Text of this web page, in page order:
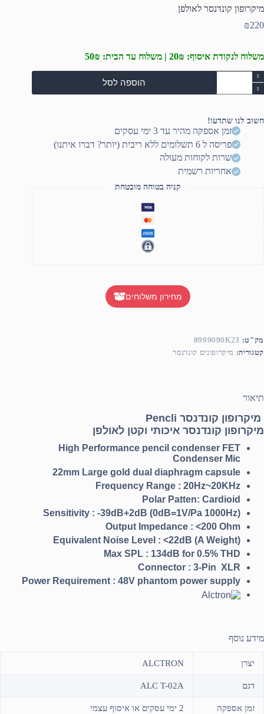
מיקרופון קונדנסר לאולפן
₪220
משלוח לנקודת איסוף: 20₪ | משלוח עד הבית: 50₪
כמות
של
מיקרופון
הוספה לסל
חשוב לנו שתדעו!
זמן אספקה מהיר עד 3 ימי עסקים
פריסה ל 6 תשלומים ללא ריבית (יותר? דברו איתנו)
שרות לקוחות מעולה
אחריות רשמית
קניה בטוחה מובטחת
מחירון משלוחים
מק"ט: 8999090K23
קטגוריה: מיקרופונים קונדנסר
תיאור
מיקרופון קונדנסר Pencli
מיקרופון קונדנסר איכותי וקטן לאולפן
High Performance pencil condenser FET
Condenser Mic
22mm Large gold dual diaphragm capsule
Frequency Range : 20Hz~20KHz
Polar Patten: Cardioid
Sensitivity : -39dB+2dB (0dB=1V/Pa 1000Hz)
Output Impedance : <200 Ohm
Equivalent Noise Level : <22dB (A Weight)
Max SPL : 134dB for 0.5% THD
Connector : 3-Pin XLR
Power Requirement : 48V phantom power supply
מידע נוסף
יצרן ALCTRON
דגם ALC T-02A
זמן אספקה 2 ימי עסקים או איסוף עצמי